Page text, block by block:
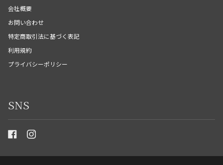
会社概要
お問い合わせ
特定商取引法に基づく表記
利用規約
プライバシーポリシー
SNS